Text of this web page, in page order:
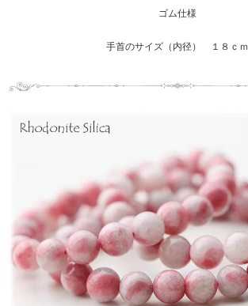
ゴム仕様
手首のサイズ（内径） １８ｃｍ